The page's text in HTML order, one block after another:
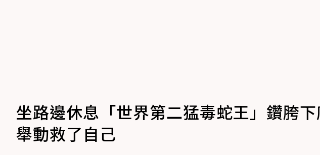
坐路邊休息「世界第二猛毒蛇王」鑽胯
舉動救了自己